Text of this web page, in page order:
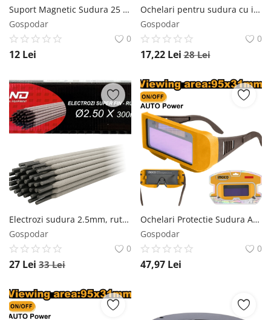
Suport Magnetic Sudura 25 LBS CMP1459, Capacitate Ridicare 11.3kg, Unghiuri 45, 90, 135 Grade, Dimensiuni 12x8.3x1.4cm, Pentru Fixare Piese Metalice
Gospodar
0
12 Lei
Ochelari pentru sudura cu intunecare automata, filtru Optoelectronic, grad protectie DIN11, KRAFTNER KF-8632 KRAFTNER
Gospodar
0
17,22 Lei 28Lei
Electrozi sudura 2.5mm, rutilici Super Fin, 90–140A, 2.5kg, Poland B1690
Gospodar
0
27 Lei 33Lei
Ochelari Protectie Sudura Auto Intunecare Ingco AHM111 INGCO
Gospodar
0
47,97 Lei